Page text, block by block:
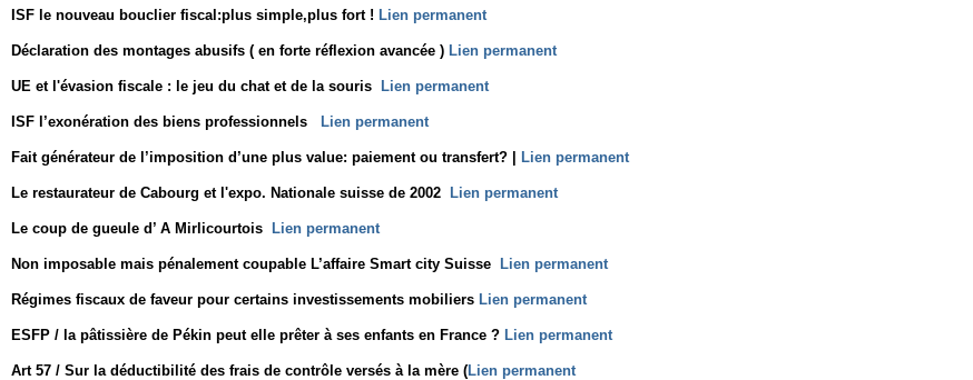
ISF le nouveau bouclier fiscal:plus simple,plus fort ! Lien permanent
Déclaration des montages abusifs ( en forte réflexion avancée ) Lien permanent
UE et l'évasion fiscale : le jeu du chat et de la souris Lien permanent
ISF l’exonération des biens professionnels Lien permanent
Fait générateur de l’imposition d’une plus value: paiement ou transfert? | Lien permanent
Le restaurateur de Cabourg et l'expo. Nationale suisse de 2002 Lien permanent
Le coup de gueule d’ A Mirlicourtois Lien permanent
Non imposable mais pénalement coupable L’affaire Smart city Suisse Lien permanent
Régimes fiscaux de faveur pour certains investissements mobiliers Lien permanent
ESFP / la pâtissière de Pékin peut elle prêter à ses enfants en France ? Lien permanent
Art 57 / Sur la déductibilité des frais de contrôle versés à la mère (Lien permanent